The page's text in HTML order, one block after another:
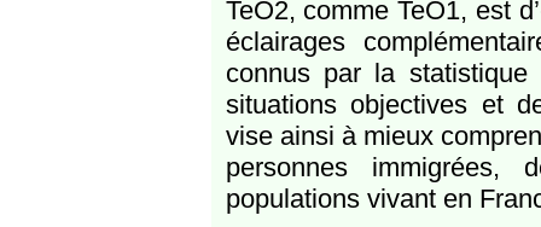
TeO2, comme TeO1, est
éclairages
connus par la
situations objectives et
vise ainsi à mieux
personnes immigrées,
populations vivant en